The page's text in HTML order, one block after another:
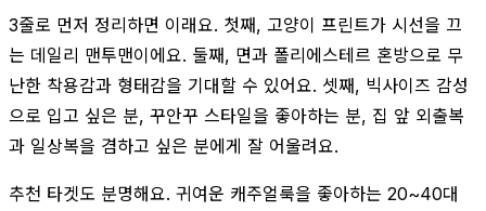
3줄로 먼저 정리하면 이래요. 첫째, 고양이 프린트가 시선을 끄
는 데일리 맨투맨이에요. 둘째, 면과 폴리에스테르 혼방으로 무
난한 착용감과 형태감을 기대할 수 있어요. 셋째, 빅사이즈 감성
으로 입고 싶은 분, 꾸안꾸 스타일을 좋아하는 분, 집 앞 외출복
과 일상복을 겸하고 싶은 분에게 잘 어울려요.
추천 타겟도 분명해요. 귀여운 캐주얼룩을 좋아하는 20~40대